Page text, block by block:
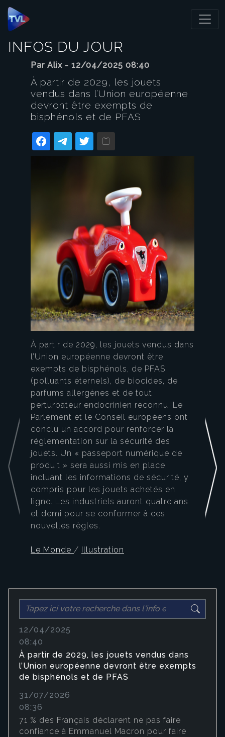
Panneau de gestion des cookies
INFOS DU JOUR
Par Alix - 12/04/2025 08:40
À partir de 2029, les jouets
vendus dans l’Union européenne
devront être exempts de
bisphénols et de PFAS
À partir de 2029, les jouets vendus dans
l’Union européenne devront être
exempts de bisphénols, de PFAS
(polluants éternels), de biocides, de
parfums allergènes et de tout
perturbateur endocrinien reconnu. Le
Parlement et le Conseil européens ont
conclu un accord pour renforcer la
réglementation sur la sécurité des
jouets. Un « passeport numérique de
produit » sera aussi mis en place,
incluant les informations de sécurité, y
compris pour les jouets achetés en
ligne. Les industriels auront quatre ans
et demi pour se conformer à ces
nouvelles règles.
Le Monde / Illustration
12/04/2025
08:40
À partir de 2029, les jouets vendus dans
l’Union européenne devront être exempts
de bisphénols et de PFAS
31/07/2026
08:36
71 % des Français déclarent ne pas faire
confiance à Emmanuel Macron pour faire